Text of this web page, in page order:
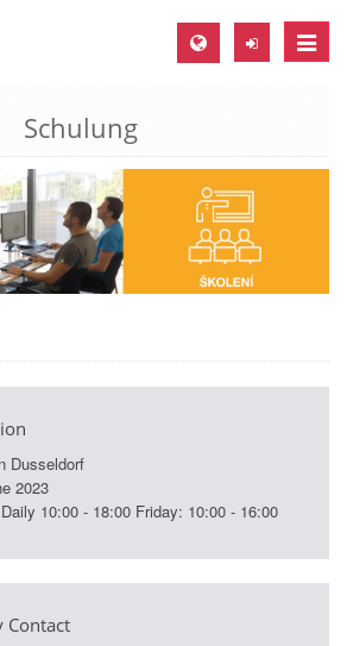
Toggle
USA
Brazil
Schulung
Dusseldorf
2023
10:00 - 18:00 Friday: 10:00 - 16:00
Contact